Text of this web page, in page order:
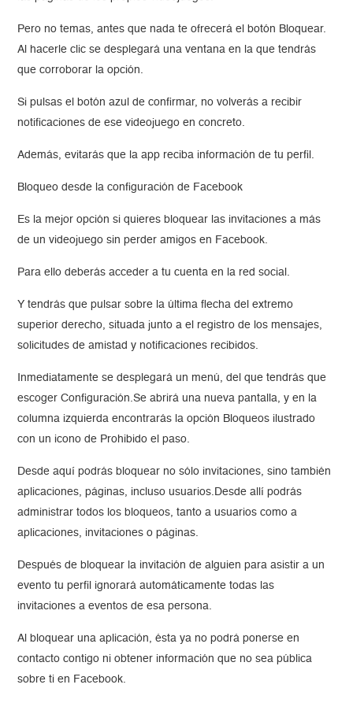
Pero no temas, antes que nada te ofrecerá el botón Bloquear.
Al hacerle clic se desplegará una ventana en la que tendrás
que corroborar la opción.
Si pulsas el botón azul de confirmar, no volverás a recibir
notificaciones de ese videojuego en concreto.
Además, evitarás que la app reciba información de tu perfil.
Bloqueo desde la configuración de Facebook
Es la mejor opción si quieres bloquear las invitaciones a más
de un videojuego sin perder amigos en Facebook.
Para ello deberás acceder a tu cuenta en la red social.
Y tendrás que pulsar sobre la última flecha del extremo
superior derecho, situada junto a el registro de los mensajes,
solicitudes de amistad y notificaciones recibidos.
Inmediatamente se desplegará un menú, del que tendrás que
escoger Configuración.Se abrirá una nueva pantalla, y en la
columna izquierda encontrarás la opción Bloqueos ilustrado
con un icono de Prohibido el paso.
Desde aquí podrás bloquear no sólo invitaciones, sino también
aplicaciones, páginas, incluso usuarios.Desde allí podrás
administrar todos los bloqueos, tanto a usuarios como a
aplicaciones, invitaciones o páginas.
Después de bloquear la invitación de alguien para asistir a un
evento tu perfil ignorará automáticamente todas las
invitaciones a eventos de esa persona.
Al bloquear una aplicación, ésta ya no podrá ponerse en
contacto contigo ni obtener información que no sea pública
sobre ti en Facebook.